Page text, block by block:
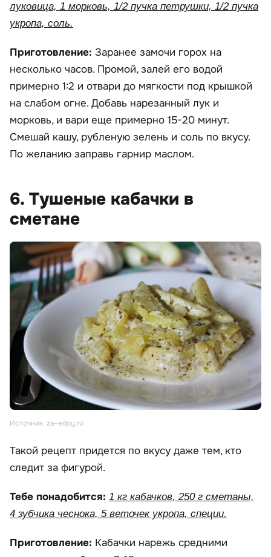
луковица, 1 морковь, 1/2 пучка петрушки, 1/2 пучка
укропа, соль.
Приготовление: Заранее замочи горох на
несколько часов. Промой, залей его водой
примерно 1:2 и отвари до мягкости под крышкой
на слабом огне. Добавь нарезанный лук и
морковь, и вари еще примерно 15-20 минут.
Смешай кашу, рубленую зелень и соль по вкусу.
По желанию заправь гарнир маслом.
6. Тушеные кабачки в
сметане
Источник: za-edoy.ru
Такой рецепт придется по вкусу даже тем, кто
следит за фигурой.
Тебе понадобится: 1 кг кабачков, 250 г сметаны,
4 зубчика чеснока, 5 веточек укропа, специи.
Приготовление: Кабачки нарежь средними